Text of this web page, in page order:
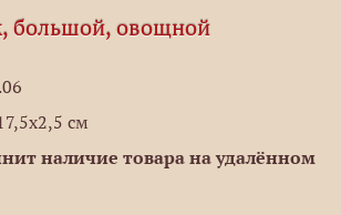
большой, овощной
см
наличие товара на удалённом